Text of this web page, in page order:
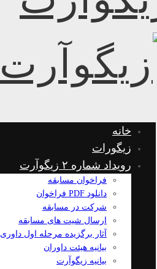
خانه
زیگورات
رویداد شماره ۲ زیگوآرت
فراخوان مسابقه
دانلود PDF فراخوان
شرکت در مسابقه
ارسال شیت های مسابقه
آثار برگزیده مرحله اول داوری
بیانیه هیئت داوران
بیانیه زیگوآرت